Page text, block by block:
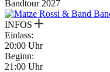
Bandtour 2027
INFOS
Einlass:
20:00 Uhr
Beginn:
21:00 Uhr